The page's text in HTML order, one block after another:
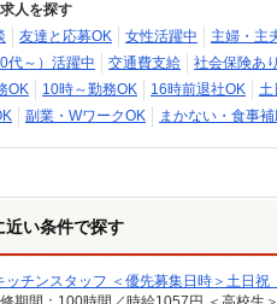
人を探す
友達と応募OK 女性活躍中 主婦・主
代～）活躍中
交通費支給 社会保険あり
OK
10時～勤務OK 16時前退社OK 土
副業・WワークOK まかない・食事補
近い条件で探す
ッチンスタッフ ＜優先募集日時＞土日